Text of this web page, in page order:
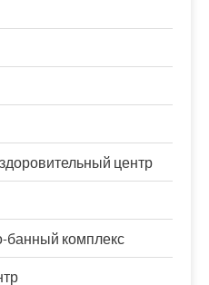
центр
банный комплекс